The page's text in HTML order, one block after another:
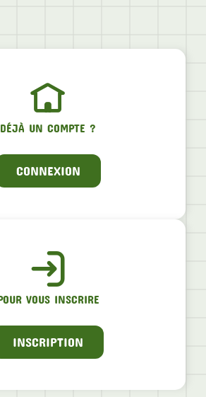
DÉJÀ UN COMPTE ?
CONNEXION
VOUS INSCRIRE
INSCRIPTION